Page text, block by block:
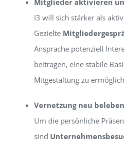
Mitglieder aktivieren
I3 will sich stärker als
Gezielte
Ansprache potenziell
beitragen, eine stabile
Mitgestaltung zu
Vernetzung neu beleben
Um die persönliche
sind